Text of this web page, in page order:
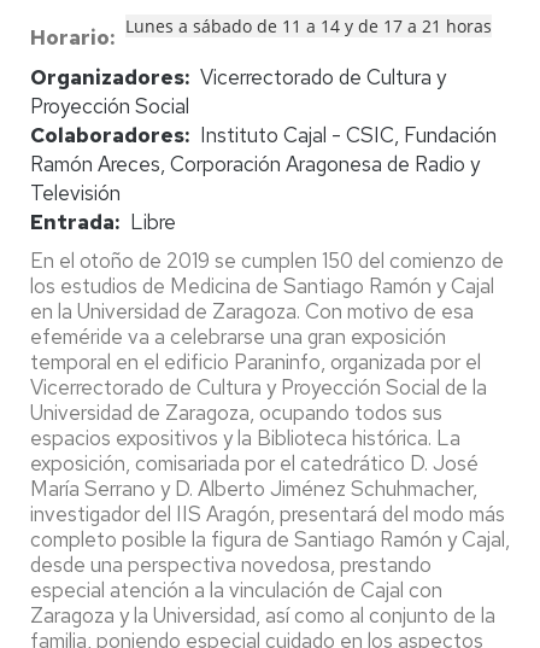
Horario Lunes a sábado de 11 a 14 y de 17 a 21 horas
Organizadores Vicerrectorado de Cultura y
Proyección Social
Colaboradores
Instituto Cajal - CSIC, Fundación
Ramón Areces, Corporación Aragonesa de Radio y
Televisión
Entrada
Libre
En el otoño de 2019 se cumplen 150 del comienzo de
los estudios de Medicina de Santiago Ramón y Cajal
en la Universidad de Zaragoza. Con motivo de esa
efeméride va a celebrarse una gran exposición
temporal en el edificio Paraninfo, organizada por el
Vicerrectorado de Cultura y Proyección Social de la
Universidad de Zaragoza, ocupando todos sus
espacios expositivos y la Biblioteca histórica. La
exposición, comisariada por el catedrático D. José
María Serrano y D. Alberto Jiménez Schuhmacher,
investigador del IIS Aragón, presentará del modo más
completo posible la figura de Santiago Ramón y Cajal,
desde una perspectiva novedosa, prestando
especial atención a la vinculación de Cajal con
Zaragoza y la Universidad, así como al conjunto de la
familia, poniendo especial cuidado en los aspectos